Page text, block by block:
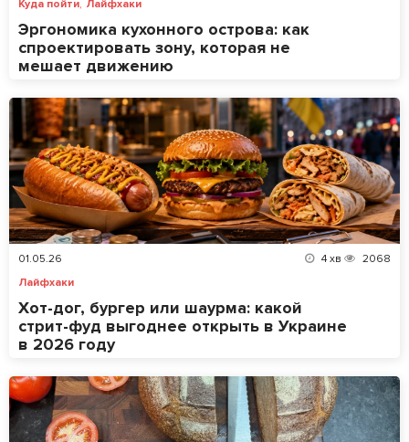
Куда пойти, Лайфхаки
Эргономика кухонного острова: как
спроектировать зону, которая не
мешает движению
01.05.26 4 хв
2068
Лайфхаки
Хот-дог, бургер или шаурма: какой
стрит-фуд выгоднее открыть в Украине
в 2026 году